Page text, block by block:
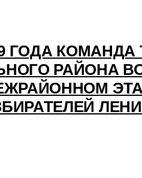
ГОДА
РАЙОНА